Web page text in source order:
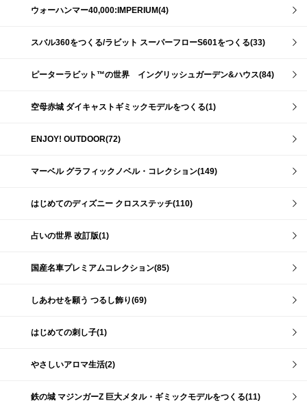
ウォーハンマー40,000:IMPERIUM(4)
スバル360をつくる/ラビット スーパーフローS601をつくる(33)
ピーターラビット™の世界 イングリッシュガーデン&ハウス(84)
空母赤城 ダイキャストギミックモデルをつくる(1)
ENJOY! OUTDOOR(72)
マーベル グラフィックノベル・コレクション(149)
はじめてのディズニー クロスステッチ(110)
占いの世界 改訂版(1)
国産名車プレミアムコレクション(85)
しあわせを願う つるし飾り(69)
はじめての刺し子(1)
やさしいアロマ生活(2)
鉄の城 マジンガーZ 巨大メタル・ギミックモデルをつくる(11)